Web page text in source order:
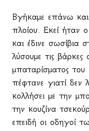
Βγήκαμε επάνω
πλοίου. Εκεί ήταν
και έδινε
λύσουμε τις
μπαταρίσματος
πέφτανε γιατί δεν
κολλήσει με την
την κουζίνα
επειδή οι οδηγοί